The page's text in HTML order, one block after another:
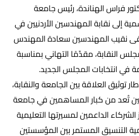
فراس الهناندة، رئيس جامعة
إلى نقابة المهندسين الأردنيين في
نقيب المهندسين سعادة المهندس
النقابة، مقدّمًا التهاني بمناسبة
في انتخابات المجلس الجديد.
توثيق العلاقة بين الجامعة والنقابة،
تُعد من كبار المساهمين في جامعة
الداعمين لمسيرتها التعليمية
التنسيق المستمر بين المؤسستين